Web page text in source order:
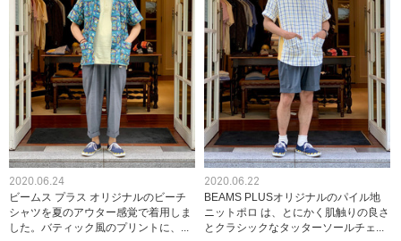
2020.06.24
ビームス プラス オリジナルのビーチ
シャツを夏のアウター感覚で着用しま
した。バティック風のプリントに、...
2020.06.22
BEAMS PLUSオリジナルのパイル地
ニットポロ は、とにかく肌触りの良さ
とクラシックなタッターソールチェ...